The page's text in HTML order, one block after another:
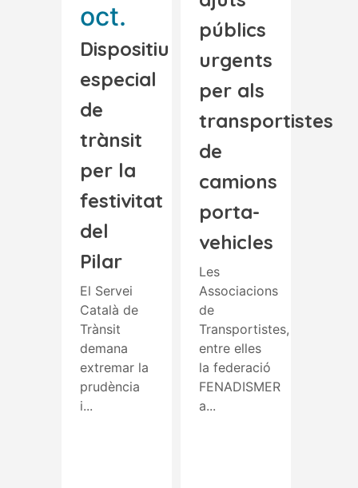
oct.
Dispositiu
especial
de
trànsit
per la
festivitat
del
Pilar
El Servei
Català de
Trànsit
demana
extremar la
prudència
i...
públics
urgents
per als
transportistes
de
camions
porta-
vehicles
Les
Associacions
de
Transportistes,
entre elles
la federació
FENADISMER
a...